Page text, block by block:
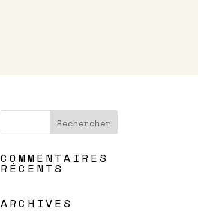
COMMENTAIRES
RÉCENTS
ARCHIVES